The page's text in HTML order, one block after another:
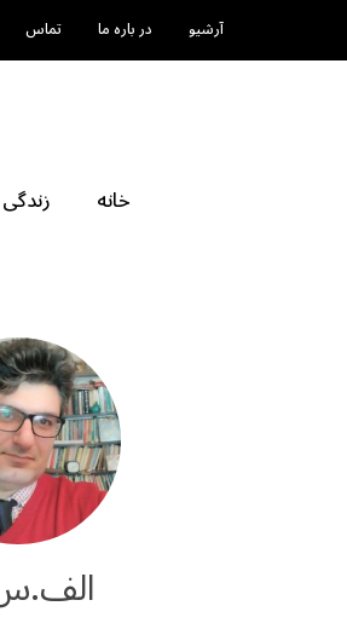
آرشیو در باره ما تماس
خانه زندگی